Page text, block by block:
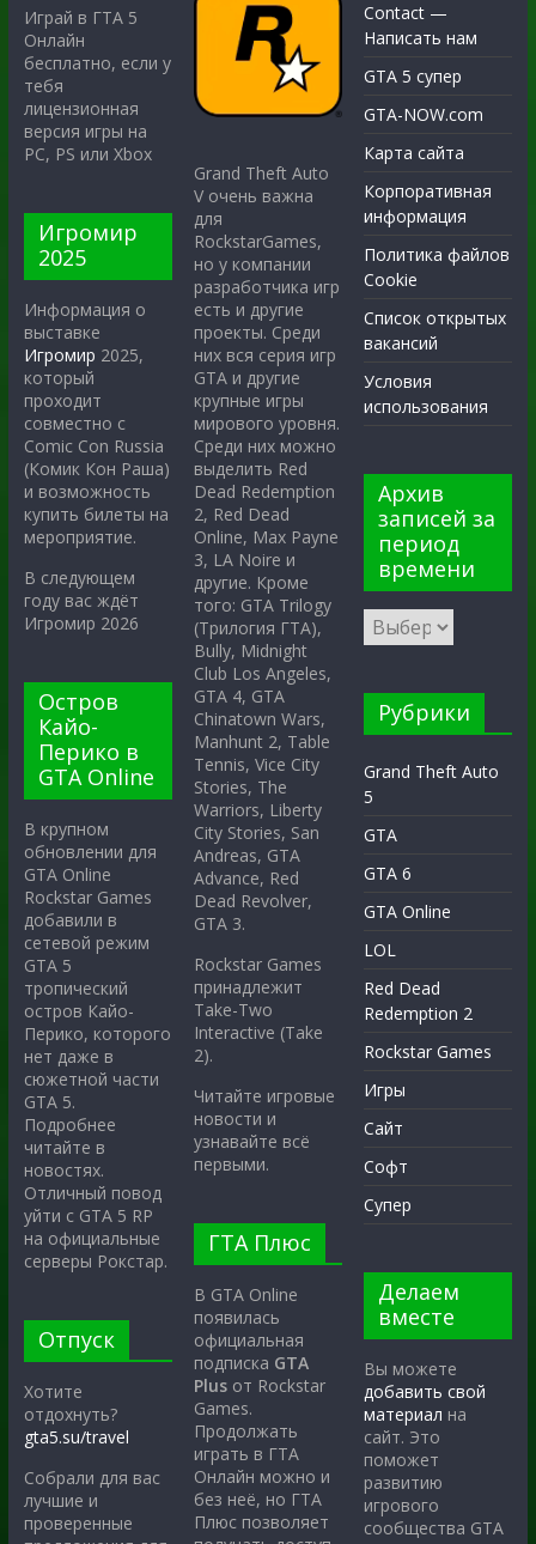
Играй в ГТА 5
Онлайн
бесплатно, если у
тебя
лицензионная
версия игры на
PC, PS или Xbox
Игромир
2025
Информация о
выставке
Игромир 2025,
который
проходит
совместно с
Comic Con Russia
(Комик Кон Раша)
и возможность
купить билеты на
мероприятие.
В следующем
году вас ждёт
Игромир 2026
Остров
Кайо-
Перико в
GTA Online
В крупном
обновлении для
GTA Online
Rockstar Games
добавили в
сетевой режим
GTA 5
тропический
остров Кайо-
Перико, которого
нет даже в
сюжетной части
GTA 5.
Подробнее
читайте в
новостях.
Отличный повод
уйти с GTA 5 RP
на официальные
серверы Рокстар.
Отпуск
Хотите
отдохнуть?
gta5.su/travel
Собрали для вас
лучшие и
проверенные
Grand Theft Auto
V очень важна
для
RockstarGames,
но у компании
разработчика игр
есть и другие
проекты. Среди
них вся серия игр
GTA и другие
крупные игры
мирового уровня.
Среди них можно
выделить Red
Dead Redemption
2, Red Dead
Online, Max Payne
3, LA Noire и
другие. Кроме
того: GTA Trilogy
(Трилогия ГТА),
Bully, Midnight
Club Los Angeles,
GTA 4, GTA
Chinatown Wars,
Manhunt 2, Table
Tennis, Vice City
Stories, The
Warriors, Liberty
City Stories, San
Andreas, GTA
Advance, Red
Dead Revolver,
GTA 3.
Rockstar Games
принадлежит
Take-Two
Interactive (Take
2).
Читайте игровые
новости и
узнавайте всё
первыми.
ГТА Плюс
В GTA Online
появилась
официальная
подписка GTA
Plus от Rockstar
Games.
Продолжать
играть в ГТА
Онлайн можно и
без неё, но ГТА
Плюс позволяет
Contact —
Написать нам
GTA 5 супер
GTA-NOW.com
Карта сайта
Корпоративная
информация
Политика файлов
Cookie
Список открытых
вакансий
Условия
использования
Архив
записей за
период
времени
Рубрики
Grand Theft Auto
5
GTA
GTA 6
GTA Online
LOL
Red Dead
Redemption 2
Rockstar Games
Игры
Сайт
Софт
Супер
Делаем
вместе
Вы можете
добавить свой
материал на
сайт. Это
поможет
развитию
игрового
сообщества GTA